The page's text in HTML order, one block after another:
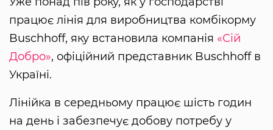
працює лінія для виробництва комбікорму
Buschhoff, яку встановила компанія «Сій
Добро», офіційний представник Buschhoff в
Україні.
Лінійка в середньому працює шість годин
на день і забезпечує добову потребу у